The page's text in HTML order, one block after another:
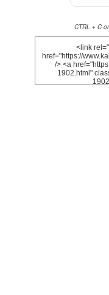
CTRL + C